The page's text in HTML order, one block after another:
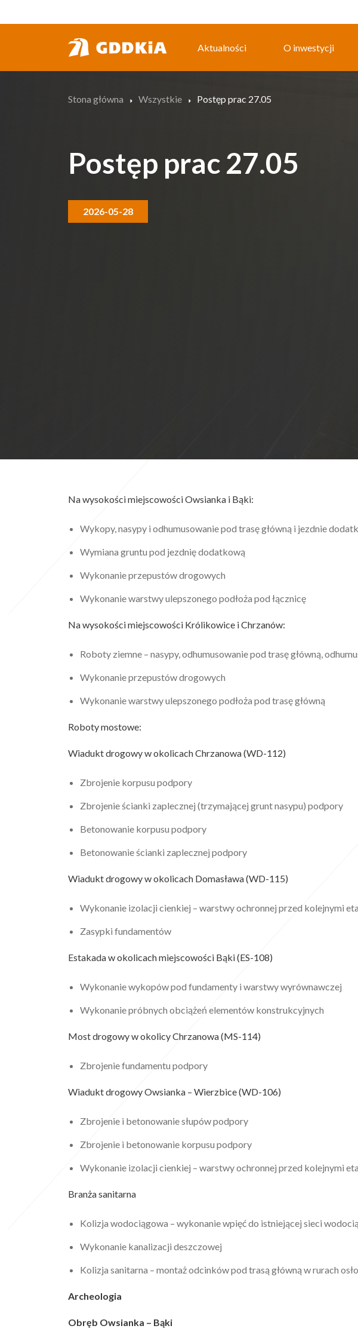
do
Aktualności
O inwestycji
Stona główna Wszystkie Postęp prac 27.05
Postęp prac 27.05
2026-05-28
Na wysokości miejscowości Owsianka i Bąki:
Wykopy, nasypy i odhumusowanie pod trasę główną i jezdnie
Wymiana gruntu pod jezdnię dodatkową
Wykonanie przepustów drogowych
Wykonanie warstwy ulepszonego podłoża pod łącznicę
Na wysokości miejscowości Królikowice i Chrzanów:
Roboty ziemne – nasypy, odhumusowanie pod trasę główną,
Wykonanie przepustów drogowych
Wykonanie warstwy ulepszonego podłoża pod trasę główną
Roboty mostowe:
Wiadukt drogowy w okolicach Chrzanowa (WD-112)
Zbrojenie korpusu podpory
Zbrojenie ścianki zaplecznej (trzymającej grunt nasypu) podpory
Betonowanie korpusu podpory
Betonowanie ścianki zaplecznej podpory
Wiadukt drogowy w okolicach Domasława (WD-115)
Wykonanie izolacji cienkiej – warstwy ochronnej przed kolejnymi
Zasypki fundamentów
Estakada w okolicach miejscowości Bąki (ES-108)
Wykonanie wykopów pod fundamenty i warstwy wyrównawczej
Wykonanie próbnych obciążeń elementów konstrukcyjnych
Most drogowy w okolicy Chrzanowa (MS-114)
Zbrojenie fundamentu podpory
Wiadukt drogowy Owsianka – Wierzbice (WD-106)
Zbrojenie i betonowanie słupów podpory
Zbrojenie i betonowanie korpusu podpory
Wykonanie izolacji cienkiej – warstwy ochronnej przed kolejnymi
Branża sanitarna
Kolizja wodociągowa – wykonanie wpięć do istniejącej sieci
Wykonanie kanalizacji deszczowej
Kolizja sanitarna – montaż odcinków pod trasą główną w rurach
Archeologia
Obręb Owsianka – Bąki